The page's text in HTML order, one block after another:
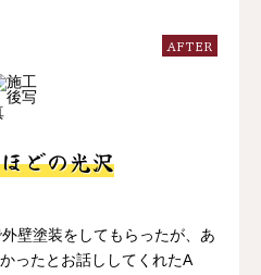
AFTER
どの光沢
壁塗装をしてもらったが、あ
ったとお話ししてくれたA